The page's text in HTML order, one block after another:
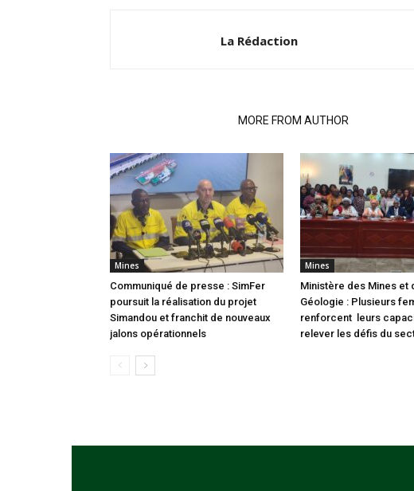
La Rédaction
MORE FROM AUTHOR
Mines
Communiqué de presse : SimFer
poursuit la réalisation du projet
Simandou et franchit de nouveaux
jalons opérationnels
Mines
Ministère des Mines et
Géologie : Plusieurs
renforcent leurs
relever les défis du